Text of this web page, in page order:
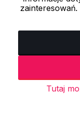
NATAN
Tutaj